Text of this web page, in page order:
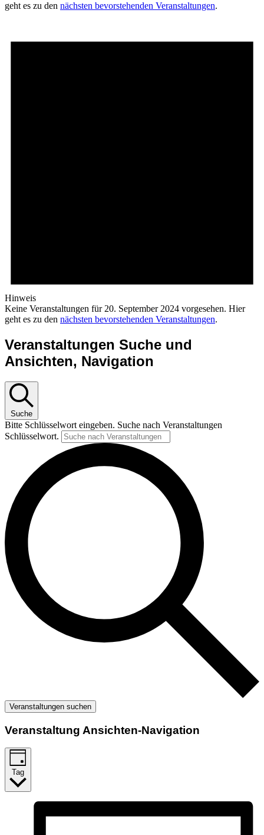
geht es zu den nächsten bevorstehenden Veranstaltungen.
Hinweis
Keine Veranstaltungen für 20. September 2024 vorgesehen. Hier
geht es zu den nächsten bevorstehenden Veranstaltungen.
Veranstaltungen Suche und
Ansichten, Navigation
Suche
Bitte Schlüsselwort eingeben. Suche nach Veranstaltungen
Schlüsselwort.
Veranstaltungen suchen
Veranstaltung Ansichten-Navigation
Tag